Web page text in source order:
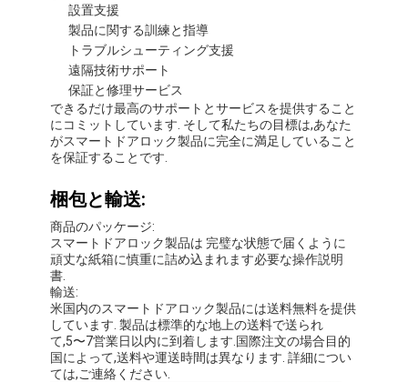
設置支援
製品に関する訓練と指導
トラブルシューティング支援
遠隔技術サポート
保証と修理サービス
できるだけ最高のサポートとサービスを提供すること
にコミットしています. そして私たちの目標は,あなた
がスマートドアロック製品に完全に満足していること
を保証することです.
梱包と輸送:
商品のパッケージ:
スマートドアロック製品は 完璧な状態で届くように
頑丈な紙箱に慎重に詰め込まれます必要な操作説明
書.
輸送:
米国内のスマートドアロック製品には送料無料を提供
しています. 製品は標準的な地上の送料で送られ
て,5〜7営業日以内に到着します.国際注文の場合目的
国によって,送料や運送時間は異なります. 詳細につい
ては,ご連絡ください.